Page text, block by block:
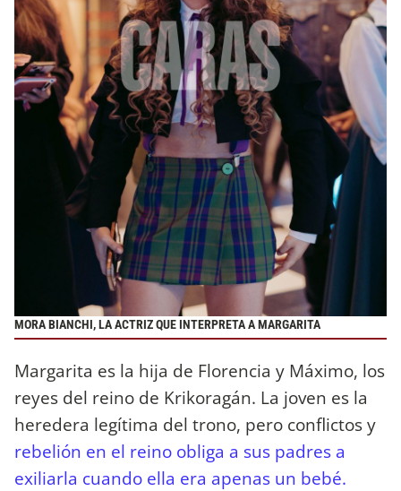
MORA BIANCHI, LA ACTRIZ QUE INTERPRETA A MARGARITA
Margarita es la hija de Florencia y Máximo, los
reyes del reino de Krikoragán. La joven es la
heredera legítima del trono, pero conflictos y
rebelión en el reino obliga a sus padres a
exiliarla cuando ella era apenas un bebé.